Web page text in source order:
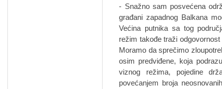
- Snažno sam posvećena
građani zapadnog Balkana
Većina putnika sa tog
režim takođe traži
Moramo da sprečimo
osim predviđene, koja
viznog režima, pojedine
povećanjem broja